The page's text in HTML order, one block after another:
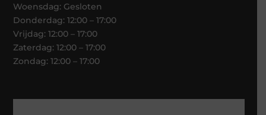
Woensdag: Gesloten
Donderdag: 12:00 – 17:00
Vrijdag: 12:00 – 17:00
Zaterdag: 12:00 – 17:00
Zondag: 12:00 – 17:00